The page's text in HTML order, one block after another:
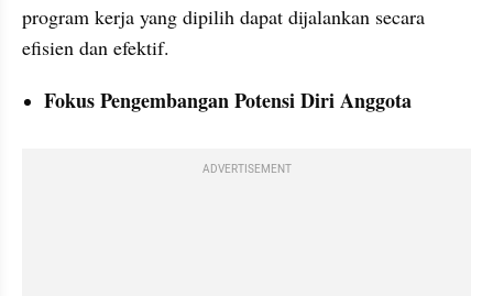
program kerja yang dipilih dapat dijalankan secara
efisien dan efektif.
Fokus Pengembangan Potensi Diri Anggota
ADVERTISEMENT